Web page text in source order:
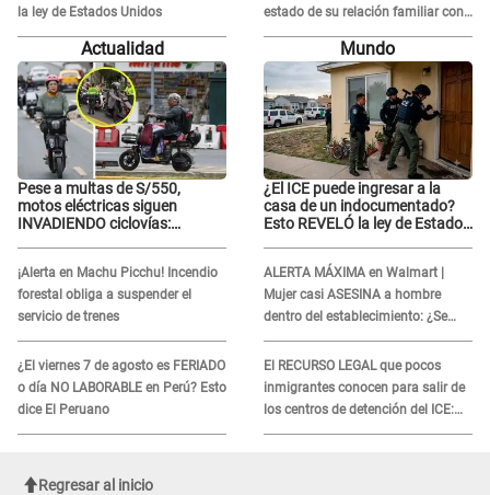
la ley de Estados Unidos
estado de su relación familiar con
Keiko Fujimori: "Mi familia es Érika,
Actualidad
Pese a multas de S/550,
motos eléctricas siguen
INVADIENDO ciclovías:
¡Alerta en Machu Picchu! Incendio
forestal obliga a suspender el
servicio de trenes
¿El viernes 7 de agosto es FERIADO
o día NO LABORABLE en Perú? Esto
dice El Peruano
Mundo
¿El ICE puede ingresar a la
casa de un indocumentado?
Esto REVELÓ la ley de Estados
ALERTA MÁXIMA en Walmart |
Mujer casi ASESINA a hombre
dentro del establecimiento: ¿Se
logró atrapar al sospechoso?
El RECURSO LEGAL que pocos
inmigrantes conocen para salir de
los centros de detención del ICE:
Trump quiere ELIMINARLO
Regresar al inicio